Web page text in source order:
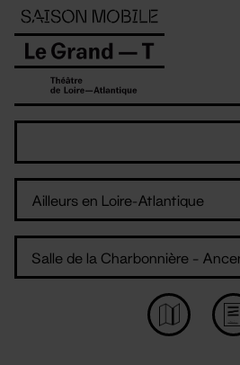
Panneau de gestion des cookies